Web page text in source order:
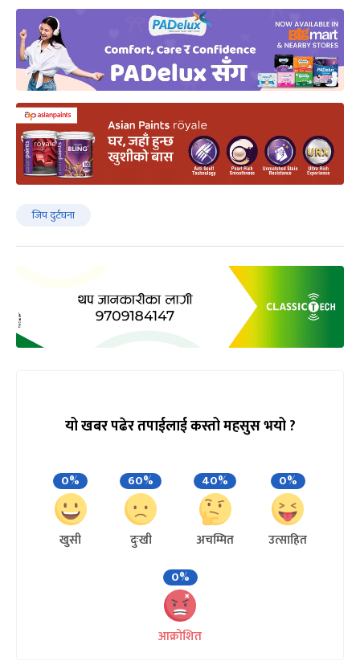
जिप दुर्टघना
यो खबर पढेर तपाईलाई कस्तो महसुस भयो ?
0%
खुसी
60%
दुःखी
40%
अचम्मित
0%
उत्साहित
0%
आक्रोशित